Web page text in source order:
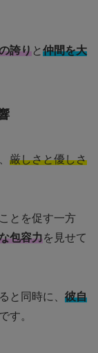
誇りと 仲間を大
厳しさと優しさ
とを促す一方
包容力を見せて
と同時に、 彼自
す。